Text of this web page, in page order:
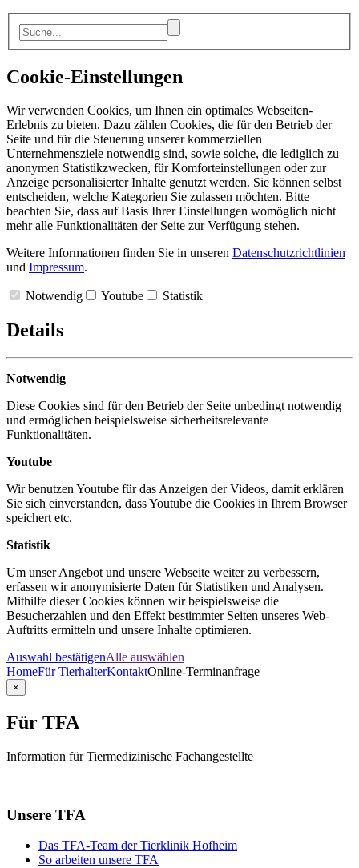
Cookie-Einstellungen
Wir verwenden Cookies, um Ihnen ein optimales Webseiten-
Erlebnis zu bieten. Dazu zählen Cookies, die für den Betrieb der
Seite und für die Steuerung unserer kommerziellen
Unternehmensziele notwendig sind, sowie solche, die lediglich zu
anonymen Statistikzwecken, für Komforteinstellungen oder zur
Anzeige personalisierter Inhalte genutzt werden. Sie können selbst
entscheiden, welche Kategorien Sie zulassen möchten. Bitte
beachten Sie, dass auf Basis Ihrer Einstellungen womöglich nicht
mehr alle Funktionalitäten der Seite zur Verfügung stehen.
Weitere Informationen finden Sie in unseren Datenschutzrichtlinien
und Impressum.
Notwendig Youtube Statistik
Details
Notwendig
Diese Cookies sind für den Betrieb der Seite unbedingt notwendig
und ermöglichen beispielsweise sicherheitsrelevante
Funktionalitäten.
Youtube
Wir benutzen Youtube für das Anzeigen der Videos, damit erklären
Sie sich einverstanden, dass Youtube die Cookies in Ihrem Browser
speichert etc.
Statistik
Um unser Angebot und unsere Webseite weiter zu verbessern,
erfassen wir anonymisierte Daten für Statistiken und Analysen.
Mithilfe dieser Cookies können wir beispielsweise die
Besucherzahlen und den Effekt bestimmter Seiten unseres Web-
Auftritts ermitteln und unsere Inhalte optimieren.
Auswahl bestätigenAlle auswählen
HomeFür TierhalterKontaktOnline-Terminanfrage
×
Für TFA
Information für Tiermedizinische Fachangestellte
Unsere TFA
Das TFA-Team der Tierklinik Hofheim
So arbeiten unsere TFA